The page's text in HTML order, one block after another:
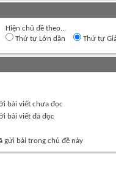
Hiện chủ đề theo...
Thứ tự Lớn dần
Thứ tự
bài viết chưa đọc
bài viết đã đọc
gửi bài trong chủ đề này